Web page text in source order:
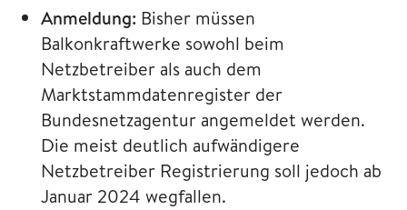
Anmeldung: Bisher müssen
Balkonkraftwerke sowohl beim
Netzbetreiber als auch dem
Marktstammdatenregister der
Bundesnetzagentur angemeldet werden.
Die meist deutlich aufwändigere
Netzbetreiber Registrierung soll jedoch ab
Januar 2024 wegfallen.